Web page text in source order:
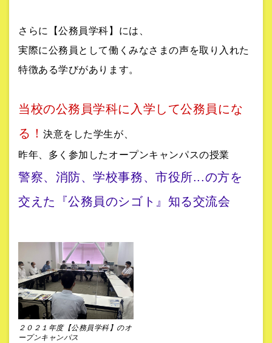
さらに【公務員学科】には、
実際に公務員として働くみなさまの声を取り入れた
特徴ある学びがあります。
当校の公務員学科に入学して公務員にな
る！決意をした学生が、
昨年、多く参加したオープンキャンパスの授業
警察、消防、学校事務、市役所...の方を
交えた『公務員のシゴト』知る交流会
２０２１年度【公務員学科】のオ
ープンキャンパス